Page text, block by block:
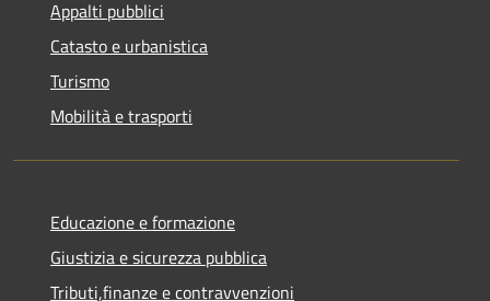
Appalti pubblici
Catasto e urbanistica
Turismo
Mobilità e trasporti
Educazione e formazione
Giustizia e sicurezza pubblica
Tributi,finanze e contravvenzioni